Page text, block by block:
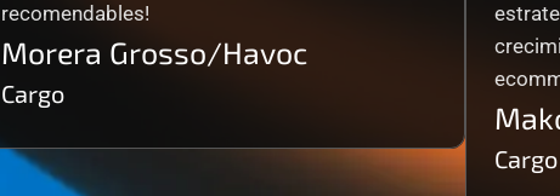
recomendables!
Morera Grosso/Havoc
Cargo
Cargo